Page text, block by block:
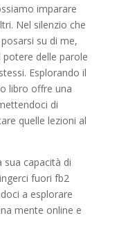
imparare
Nel silenzio che
su di me,
delle parole
Esplorando il
libro offre una
di
quelle lezioni al
sua capacità di
fuori fb2
a esplorare
mente online e